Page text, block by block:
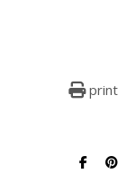
print